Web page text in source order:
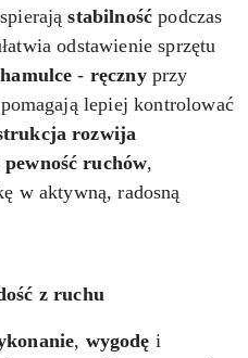
stabilność podczas
odstawienie sprzętu
hamulce - ręcznyprzy
lepiej kontrolować
rozwija
pewność ruchów,
w aktywną, radosną
z ruchu
, wygodę i